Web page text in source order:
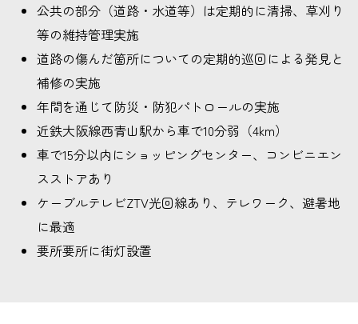
公共の部分（道路・水道等）は定期的に清掃、草刈り
等の維持管理実施
道路の傷んだ箇所についての定期的巡回による発見と
補修の実施
年間を通じて防災・防犯パトロールの実施
近鉄大阪線西青山駅から車で10分弱（4km）
車で15分以内にショッピングセンター、コンビニエン
スストアあり
ケーブルテレビZTV光回線あり、テレワーク、避暑地
に最適
要所要所に街灯設置